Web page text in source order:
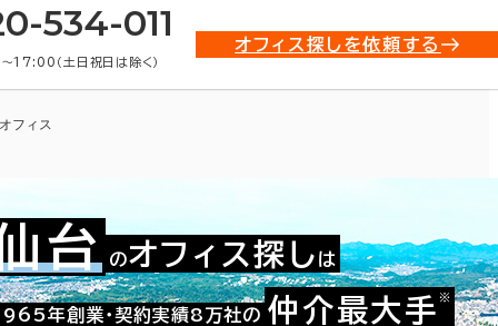
534-011
17:00（土日祝日は除く）
オフィス探しを依頼する
フィス
お問い合わせ番号：002-40488
台 のオフィス探し は
年創業・契約実績8万社の 仲介最大手 ※